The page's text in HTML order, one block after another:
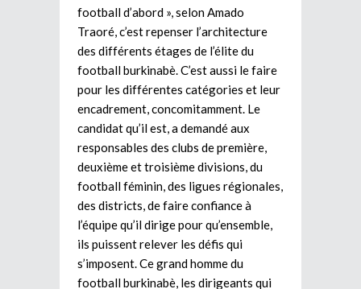
football d’abord », selon Amado
Traoré, c’est repenser l’architecture
des différents étages de l’élite du
football burkinabè. C’est aussi le faire
pour les différentes catégories et leur
encadrement, concomitamment. Le
candidat qu’il est, a demandé aux
responsables des clubs de première,
deuxième et troisième divisions, du
football féminin, des ligues régionales,
des districts, de faire confiance à
l’équipe qu’il dirige pour qu’ensemble,
ils puissent relever les défis qui
s’imposent. Ce grand homme du
football burkinabè, les dirigeants qui